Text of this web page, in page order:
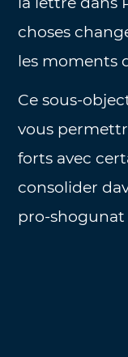
choses
les moments
Ce sous-
vous
forts avec
consolider
pro-